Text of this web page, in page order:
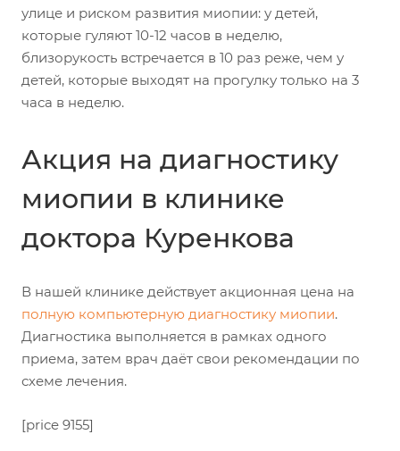
улице и риском развития миопии: у детей,
которые гуляют 10-12 часов в неделю,
близорукость встречается в 10 раз реже, чем у
детей, которые выходят на прогулку только на 3
часа в неделю.
Акция на диагностику
миопии в клинике
доктора Куренкова
В нашей клинике действует акционная цена на
полную компьютерную диагностику миопии.
Диагностика выполняется в рамках одного
приема, затем врач даёт свои рекомендации по
схеме лечения.
[price 9155]